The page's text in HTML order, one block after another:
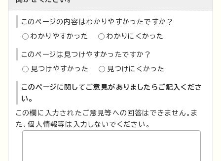
このページの内容はわかりやすかったですか？
わかりやすかった わかりにくかった
このページは見つけやすかったですか？
見つけやすかった 見つけにくかった
このページに関してご意見がありましたらご記入くださ
い。
この欄に入力されたご意見等への回答はできません。ま
た、個人情報等は入力しないでください。